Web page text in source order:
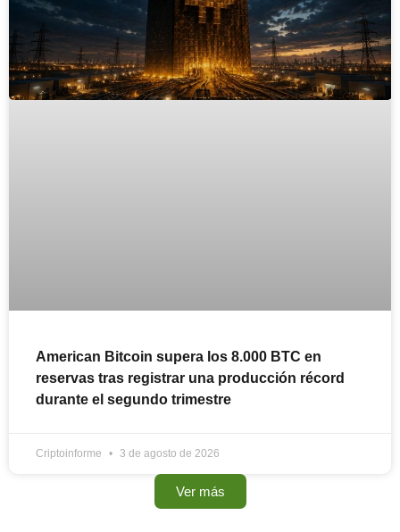
American Bitcoin supera los 8.000 BTC en
reservas tras registrar una producción récord
durante el segundo trimestre
Criptoinforme 3 de agosto de 2026
Ver más